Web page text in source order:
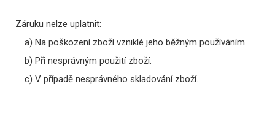
Záruku nelze uplatnit:
a) Na poškození zboží vzniklé jeho běžným používáním.
b) Při nesprávným použití zboží.
c) V případě nesprávného skladování zboží.